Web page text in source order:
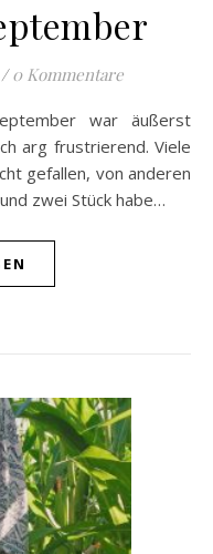
/ 0 Kommentare
arg frustrierend. Viele
gefallen, von anderen
zwei Stück habe…